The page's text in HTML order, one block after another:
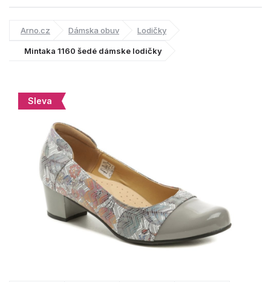
Arno.cz Dámska obuv Lodičky
Mintaka 1160 šedé dámske lodičky
Sleva